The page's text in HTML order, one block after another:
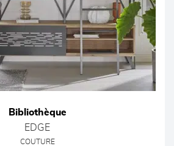
Bibliothèque
EDGE
COUTURE